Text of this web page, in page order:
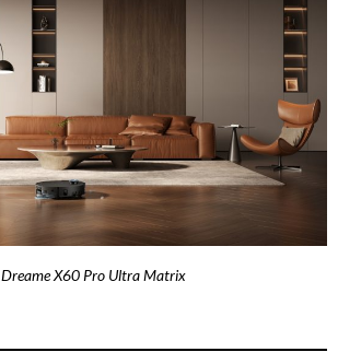
Dreame X60 Pro Ultra Matrix